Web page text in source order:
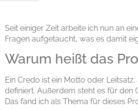
Seit einiger Zeit arbeite ich nun an
Fragen aufgetaucht, was es damit
Warum heißt das
Ein Credo ist ein Motto oder
definiert. Außerdem steht es für den
Das fand ich als Thema für dieses